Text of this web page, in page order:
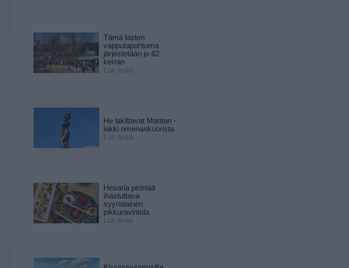
Tämä lasten
vapputapahtuma
järjestetään jo 62.
kerran
Lue lisää
He lakittavat Mantan -
lakki omenankuorista
Lue lisää
Hesaria piristää
ihastuttava
syyrialainen
pikkuravintola
Lue lisää